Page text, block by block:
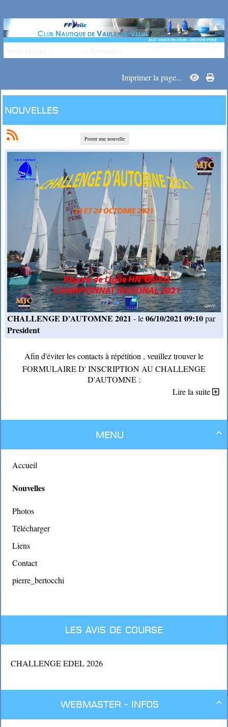
Imprimer la page...

Menu
Accueil
Nouvelles
Photos
Télécharger
Liens
Contact
pierre_bertocchi
Les avis de course
CHALLENGE EDEL 2026

Webmaster - Infos
Nouvelles
Poster une nouvelle
CHALLENGE D'AUTOMNE 2021 - le06/10/2021 09:10par
President
Afin d'éviter les contacts à répétition , veuillez trouver le
FORMULAIRE D' INSCRIPTION AU CHALLENGE
D'AUTOMNE :
https://forms.gle/yQEtJiHW5damSySU7
et lesannexes modifiées n°1
Lire la suite